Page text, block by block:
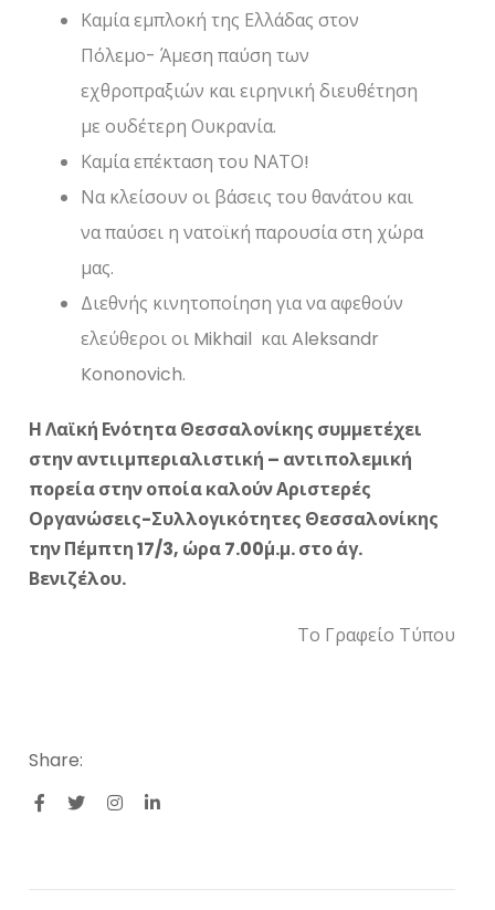
Καμία εμπλοκή της Ελλάδας στον
Πόλεμο- Άμεση παύση των
εχθροπραξιών και ειρηνική διευθέτηση
με ουδέτερη Ουκρανία.
Καμία επέκταση του ΝΑΤΟ!
Να κλείσουν οι βάσεις του θανάτου και
να παύσει η νατοϊκή παρουσία στη χώρα
μας.
Διεθνής κινητοποίηση για να αφεθούν
ελεύθεροι οι Mikhail και Aleksandr
Kononovich.
Η Λαϊκή Ενότητα Θεσσαλονίκης συμμετέχει
στην αντιιμπεριαλιστική – αντιπολεμική
πορεία στην οποία καλούν Αριστερές
Οργανώσεις-Συλλογικότητες Θεσσαλονίκης
την Πέμπτη 17/3, ώρα 7.00΄μ.μ. στο άγ.
Βενιζέλου.
Το Γραφείο Τύπου
Share: